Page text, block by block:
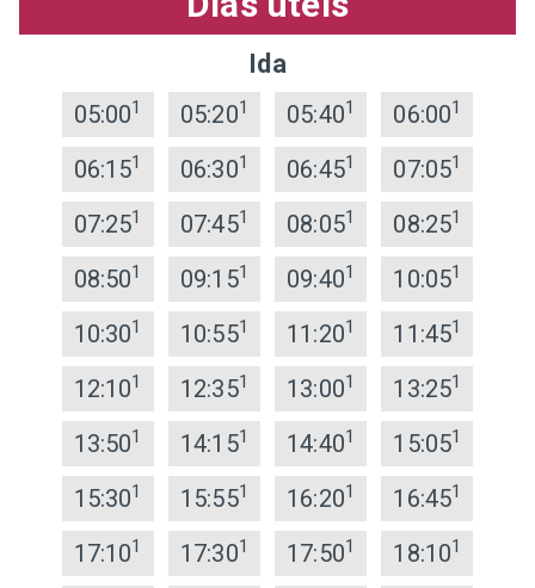
Ida
05:001 05:201 05:401 06:001
06:151 06:301 06:451 07:051
07:251 07:451 08:051 08:251
08:501 09:151 09:401 10:051
10:301 10:551 11:201 11:451
12:101 12:351 13:001 13:251
13:501 14:151 14:401 15:051
15:301 15:551 16:201 16:451
17:101 17:301 17:501 18:101